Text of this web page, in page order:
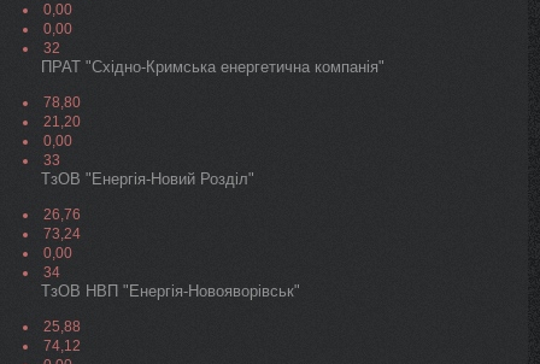
0,00
0,00
32
ПРАТ "Схiдно-Кримська енергетична компанія"
78,80
21,20
0,00
33
ТзОВ "Енергія-Новий Розділ"
26,76
73,24
0,00
34
ТзОВ НВП "Енергія-Новояворівськ"
25,88
74,12